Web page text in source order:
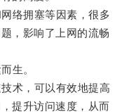
络拥塞等因素，很多
，影响了上网的流畅
生。
术，可以有效地提高
提升访问速度，从而